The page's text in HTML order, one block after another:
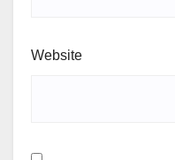
Website